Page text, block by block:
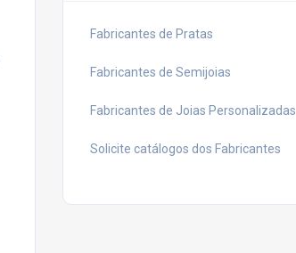
Fabricantes de Pratas
Fabricantes de Semijoias
Fabricantes de Joias Personalizadas
Solicite catálogos dos Fabricantes